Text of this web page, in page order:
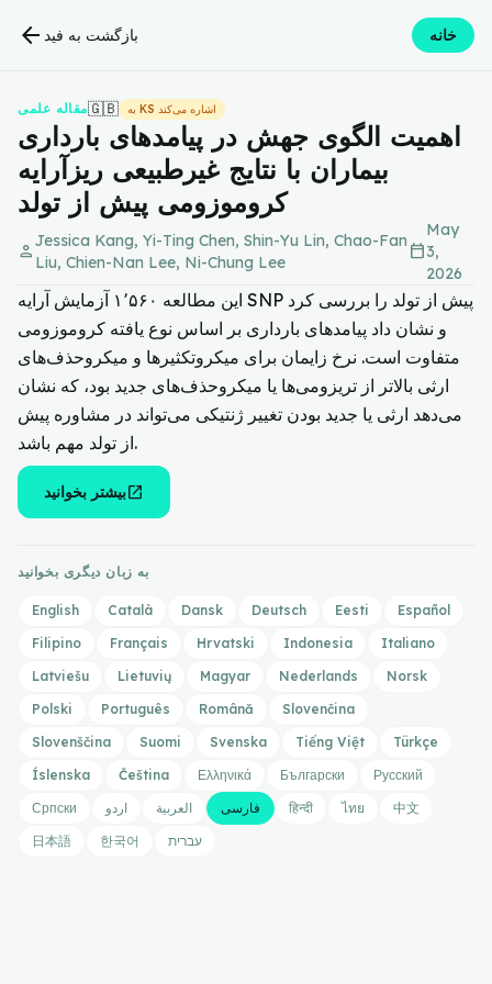
arrow_back بازگشت به فید خانه
مقاله علمی🇬🇧 به KS اشاره می‌کند
اهمیت الگوی جهش در پیامدهای بارداری
بیماران با نتایج غیرطبیعی ریزآرایه
کروموزومی پیش از تولد
personJessica Kang, Yi-Ting Chen, Shin-Yu Lin, Chao-Fan
Liu, Chien-Nan Lee, Ni-Chung Lee
calendar_today
May
3,
2026
این مطالعه ۱٬۵۶۰ آزمایش آرایه SNP پیش از تولد را بررسی کرد
و نشان داد پیامدهای بارداری بر اساس نوع یافته کروموزومی
متفاوت است. نرخ زایمان برای میکروتکثیرها و میکروحذف‌های
ارثی بالاتر از تریزومی‌ها یا میکروحذف‌های جدید بود، که نشان
می‌دهد ارثی یا جدید بودن تغییر ژنتیکی می‌تواند در مشاوره پیش
از تولد مهم باشد.
بیشتر بخوانیدopen_in_new
به زبان دیگری بخوانید
English Català Dansk Deutsch Eesti
Español
Filipino
Français Hrvatski Indonesia
Italiano
Latviešu
Lietuvių Magyar Nederlands
Norsk
Polski
Português Română
Slovenčina
Slovenščina
Suomi Svenska Tiếng Việt
Türkçe
Íslenska
Čeština Ελληνικά Български
Русский
Српски
اردو العربية فارسی हिन्दी ไทย
中文
日本語
한국어 עברית